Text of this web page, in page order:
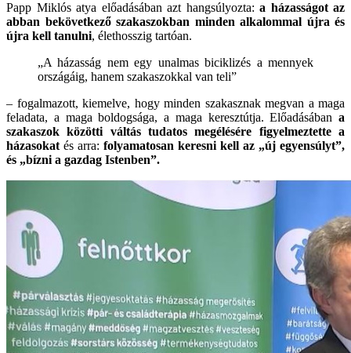
Papp Miklós atya előadásában azt hangsúlyozta: a házasságot az
abban bekövetkező szakaszokban minden alkalommal újra és
újra kell tanulni, élethosszig tartóan.
„A házasság nem egy unalmas biciklizés a mennyek
országáig, hanem szakaszokkal van teli”
– fogalmazott, kiemelve, hogy minden szakasznak megvan a maga
feladata, a maga boldogsága, a maga keresztútja. Előadásában a
szakaszok közötti váltás tudatos megélésére figyelmeztette a
házasokat és arra: folyamatosan keresni kell az „új egyensúlyt”,
és „bízni a gazdag Istenben”.